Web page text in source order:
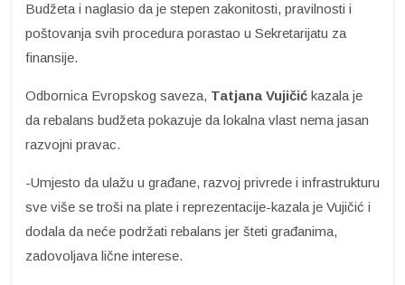
Budžeta i naglasio da je stepen zakonitosti, pravilnosti i
poštovanja svih procedura porastao u Sekretarijatu za
finansije.
Odbornica Evropskog saveza, Tatjana Vujičić kazala je
da rebalans budžeta pokazuje da lokalna vlast nema jasan
razvojni pravac.
-Umjesto da ulažu u građane, razvoj privrede i infrastrukturu
sve više se troši na plate i reprezentacije-kazala je Vujičić i
dodala da neće podržati rebalans jer šteti građanima,
zadovoljava lične interese.